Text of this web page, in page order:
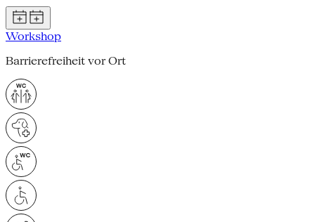
Workshop
Barrierefreiheit vor Ort